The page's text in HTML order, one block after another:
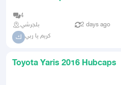
4
بلجرشي
2 days ago
ك كريم يا ربي
Toyota Yaris 2016 Hubcaps